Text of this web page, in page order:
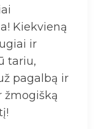
Kiekvieną
ir
tariu,
pagalbą ir
žmogišką